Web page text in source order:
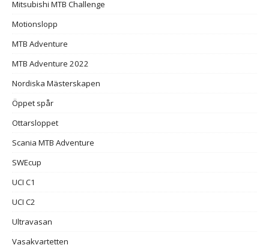
Mitsubishi MTB Challenge
Motionslopp
MTB Adventure
MTB Adventure 2022
Nordiska Mästerskapen
Öppet spår
Ottarsloppet
Scania MTB Adventure
SWEcup
UCI C1
UCI C2
Ultravasan
Vasakvartetten